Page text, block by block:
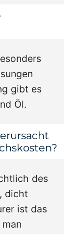
gibt es
Öl.
des
dicht
ist das